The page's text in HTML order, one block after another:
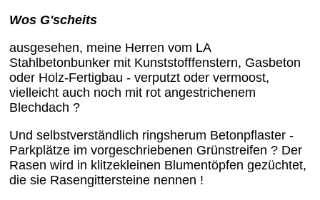
Wos G'scheits
ausgesehen, meine Herren vom LA
Stahlbetonbunker mit Kunststofffenstern, Gasbeton
oder Holz-Fertigbau - verputzt oder vermoost,
vielleicht auch noch mit rot angestrichenem
Blechdach ?
Und selbstverständlich ringsherum Betonpflaster -
Parkplätze im vorgeschriebenen Grünstreifen ? Der
Rasen wird in klitzekleinen Blumentöpfen gezüchtet,
die sie Rasengittersteine nennen !